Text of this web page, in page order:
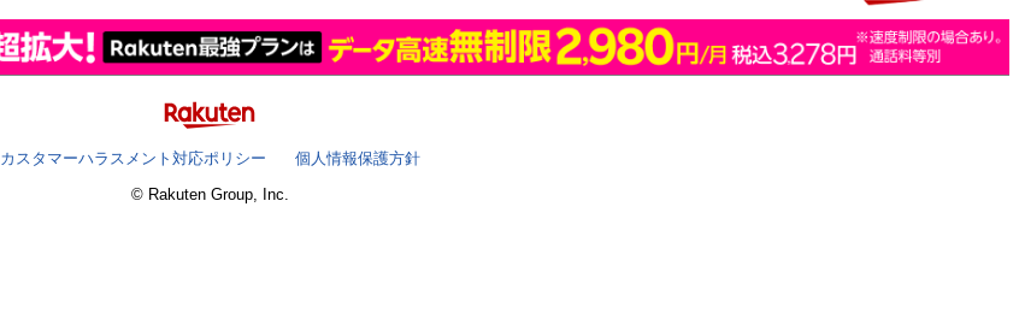
カスタマーハラスメント対応ポリシー
個人情報保護方針
© Rakuten Group, Inc.